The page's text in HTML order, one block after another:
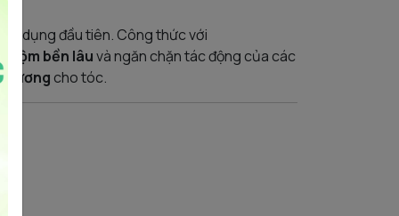
dụng đầu tiên. Công thức với
bền lâuvà ngăn chặn tác động của các
gương cho tóc.